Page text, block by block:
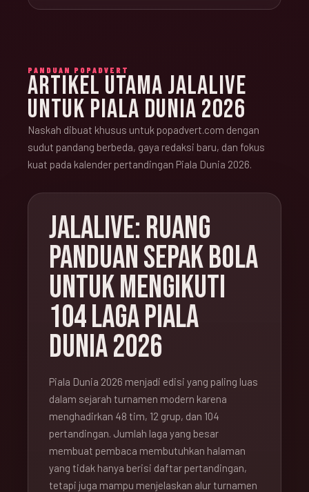
PANDUAN POPADVERT
ARTIKEL UTAMA JALALIVE
UNTUK PIALA DUNIA 2026
Naskah dibuat khusus untuk popadvert.com dengan
sudut pandang berbeda, gaya redaksi baru, dan fokus
kuat pada kalender pertandingan Piala Dunia 2026.
JALALIVE: RUANG
PANDUAN SEPAK BOLA
UNTUK MENGIKUTI
104 LAGA PIALA
DUNIA 2026
Piala Dunia 2026 menjadi edisi yang paling luas
dalam sejarah turnamen modern karena
menghadirkan 48 tim, 12 grup, dan 104
pertandingan. Jumlah laga yang besar
membuat pembaca membutuhkan halaman
yang tidak hanya berisi daftar pertandingan,
tetapi juga mampu menjelaskan alur turnamen